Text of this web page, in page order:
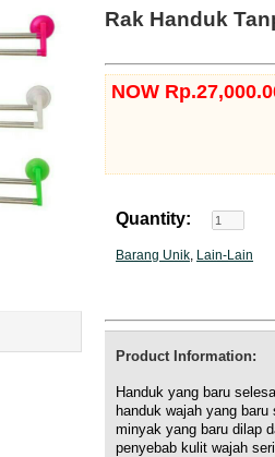
Rak Handuk
NOW
Quantity:
Barang Unik, Lain-Lain
Product Information:
Handuk yang baru
handuk wajah yang
minyak yang baru dilap
penyebab kulit wajah